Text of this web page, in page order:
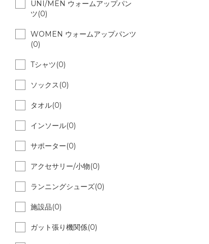
UNI/MEN ウォームアップパン
ツ(0)
WOMEN ウォームアップパンツ
(0)
Tシャツ(0)
ソックス(0)
タオル(0)
インソール(0)
サポーター(0)
アクセサリー/小物(0)
ランニングシューズ(0)
施設品(0)
ガット張り機関係(0)